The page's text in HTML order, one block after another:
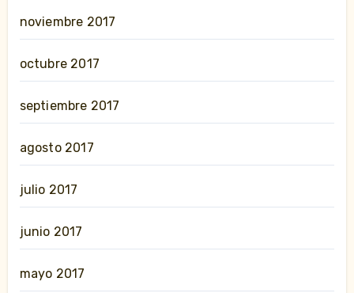
noviembre 2017
octubre 2017
septiembre 2017
agosto 2017
julio 2017
junio 2017
mayo 2017